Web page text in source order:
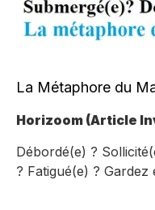
La Métaphore du
Horizoom (Article
Débordé(e) ?
? Fatigué(e) ?